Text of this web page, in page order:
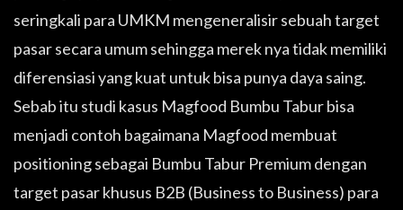
seringkali para UMKM mengeneralisir sebuah target
pasar secara umum sehingga merek nya tidak memiliki
diferensiasi yang kuat untuk bisa punya daya saing.
Sebab itu studi kasus Magfood Bumbu Tabur bisa
menjadi contoh bagaimana Magfood membuat
positioning sebagai Bumbu Tabur Premium dengan
target pasar khusus B2B (Business to Business) para